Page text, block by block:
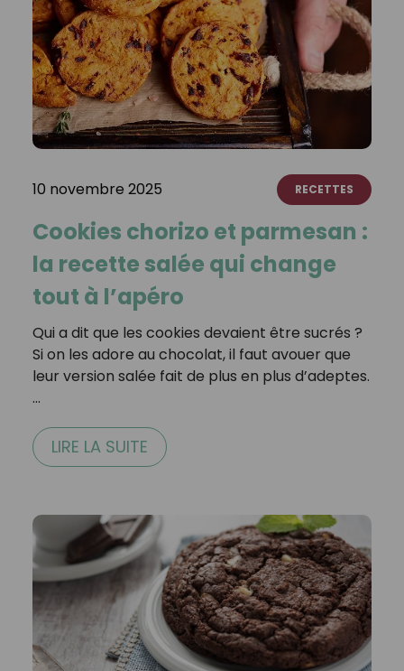
10 novembre 2025 RECETTES
Cookies chorizo et parmesan :
la recette salée qui change
tout à l’apéro
Qui a dit que les cookies devaient être sucrés ?
Si on les adore au chocolat, il faut avouer que
leur version salée fait de plus en plus d’adeptes.
…
LIRE LA SUITE